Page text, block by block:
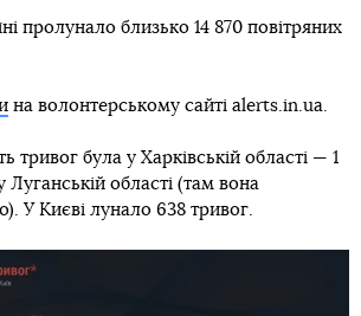
пролунало близько 14 870 повітряних
на волонтерському сайті alerts.in.ua.
тривог була у Харківській області — 1
області (там вона
У Києві лунало 638 тривог.